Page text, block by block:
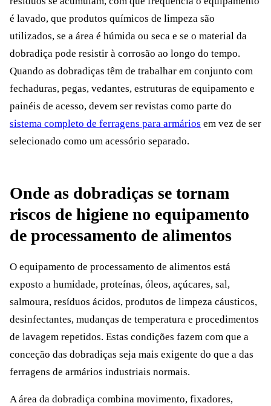
é lavado, que produtos químicos de limpeza são
utilizados, se a área é húmida ou seca e se o material da
dobradiça pode resistir à corrosão ao longo do tempo.
Quando as dobradiças têm de trabalhar em conjunto com
fechaduras, pegas, vedantes, estruturas de equipamento e
painéis de acesso, devem ser revistas como parte do
sistema completo de ferragens para armários em vez de ser
selecionado como um acessório separado.
Onde as dobradiças se tornam
riscos de higiene no equipamento
de processamento de alimentos
O equipamento de processamento de alimentos está
exposto a humidade, proteínas, óleos, açúcares, sal,
salmoura, resíduos ácidos, produtos de limpeza cáusticos,
desinfectantes, mudanças de temperatura e procedimentos
de lavagem repetidos. Estas condições fazem com que a
conceção das dobradiças seja mais exigente do que a das
ferragens de armários industriais normais.
A área da dobradiça combina movimento, fixadores,